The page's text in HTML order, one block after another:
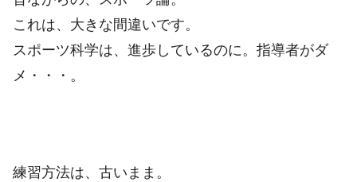
これは、大きな間違いです。
スポーツ科学は、進歩しているのに。指導者がダ
メ・・・。
練習方法は、古いまま。